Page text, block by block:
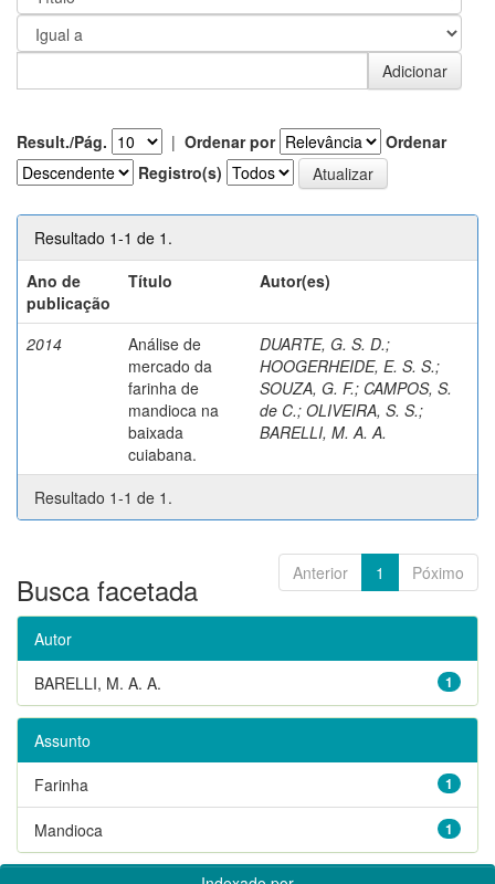
Result./Pág. | Ordenar por
Ordenar
Registro(s)
Resultado 1-1 de 1.
Ano de
publicação
Título Autor(es)
2014
Análise de
mercado da
farinha de
mandioca na
baixada
cuiabana.
DUARTE, G. S. D.;
HOOGERHEIDE, E. S. S.;
SOUZA, G. F.; CAMPOS, S.
de C.; OLIVEIRA, S. S.;
BARELLI, M. A. A.
Resultado 1-1 de 1.
Anterior 1 Póximo
Busca facetada
Autor
1
BARELLI, M. A. A.
Assunto
1
Farinha
1
Mandioca